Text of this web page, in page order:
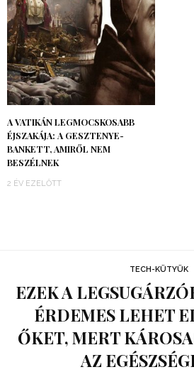
A VATIKÁN LEGMOCSKOSABB
ÉJSZAKÁJA: A GESZTENYE-
BANKETT, AMIRŐL NEM
BESZÉLNEK
2 ÉV EZELŐTT
TECH-KÜTYÜK
EZEK A
ÉRDEMES LEHET
ŐKET, MERT
AZ